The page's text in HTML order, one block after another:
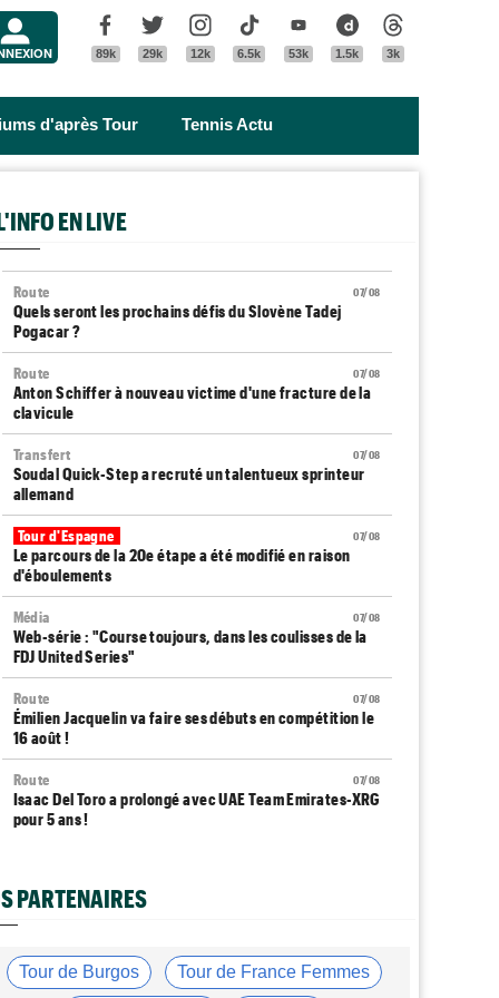
Facebook
89k
Twitter
29k
Instagram
12k
Tik Tok
6.5k
Youtube
53k
Dailymotion
1.5k 3k
d'après Tour Tennis Actu
EN LIVE
07/08
Route
Quels seront les prochains défis du Slovène Tadej
Pogacar ?
07/08
Route
Anton Schiffer à nouveau victime d'une fracture de la
clavicule
07/08
Transfert
Soudal Quick-Step a recruté un talentueux sprinteur
allemand
07/08
Tour d'Espagne
Le parcours de la 20e étape a été modifié en raison
d'éboulements
07/08
Média
Web-série : "Course toujours, dans les coulisses de la
FDJ United Series"
07/08
Route
Émilien Jacquelin va faire ses débuts en compétition le
16 août !
07/08
Route
Isaac Del Toro a prolongé avec UAE Team Emirates-XRG
pour 5 ans !
monnaie courante"
Le Mercato vélo est ouvert... toutes les dernières infos
et rumeurs
PARTENAIRES
Tour de Burgos Tour de France Femmes